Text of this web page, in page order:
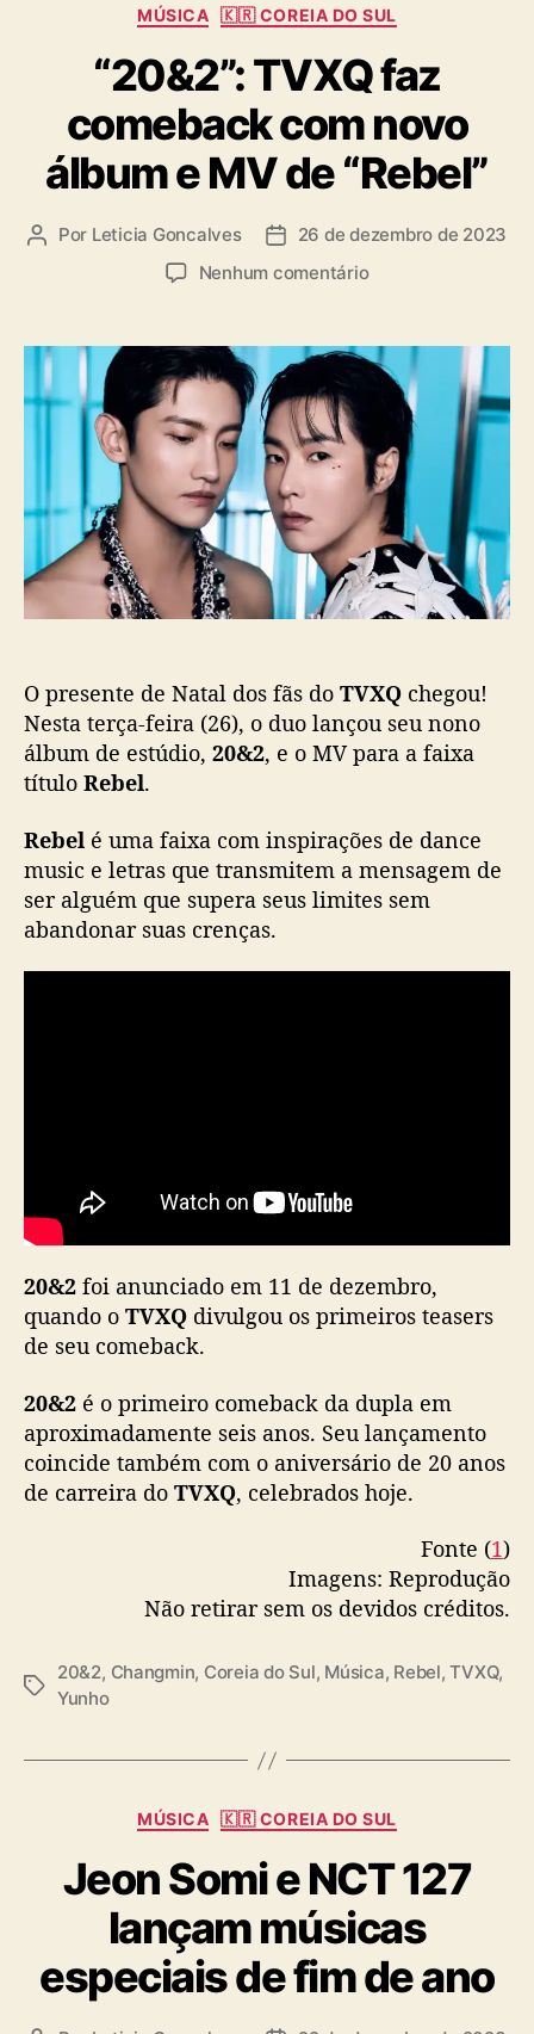
C
t
e
g
o
r
i
a
s
MÚSICA 🇰🇷 COREIA DO SUL
“20&2”: TVXQ faz
comeback com novo
álbum e MV de “Rebel”
A
r
d
o
Por Leticia Goncalves
D
d
e
p
u
b
l
i
c
a
ã
26 de dezembro de 2023
Nenhum comentárioe
2
0
”
:
T
V
X
Q
f
c
o
m
c
k
c
M
d
e
e
b
e
l
”
O presente de Natal dos fãs do TVXQ chegou!
Nesta terça-feira (26), o duo lançou seu nono
álbum de estúdio, 20&2, e o MV para a faixa
título Rebel.
Rebel é uma faixa com inspirações de dance
music e letras que transmitem a mensagem de
ser alguém que supera seus limites sem
abandonar suas crenças.
20&2 foi anunciado em 11 de dezembro,
quando o TVXQ divulgou os primeiros teasers
de seu comeback.
20&2 é o primeiro comeback da dupla em
aproximadamente seis anos. Seu lançamento
coincide também com o aniversário de 20 anos
de carreira do TVXQ, celebrados hoje.
Fonte (1)
Imagens: Reprodução
Não retirar sem os devidos créditos.
T
s
20&2, Changmin, Coreia do Sul, Música, Rebel,TVXQ,
Yunho
C
t
e
g
o
r
i
a
MÚSICA 🇰🇷 COREIA DO SUL
Jeon Somi e NCT 127
lançam músicas
especiais de fim de ano